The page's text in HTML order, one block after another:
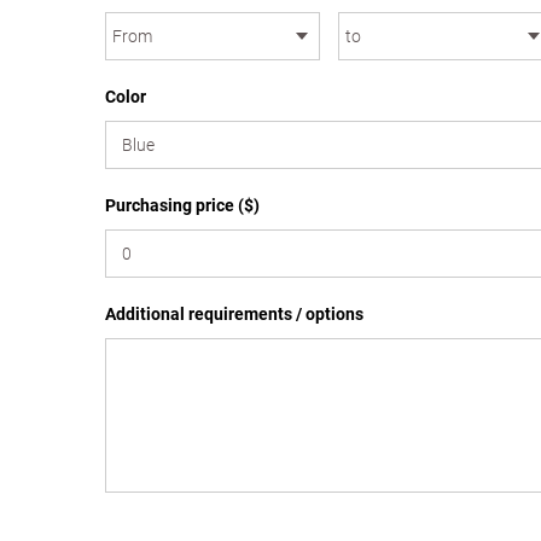
Color
Purchasing price ($)
Additional requirements / options